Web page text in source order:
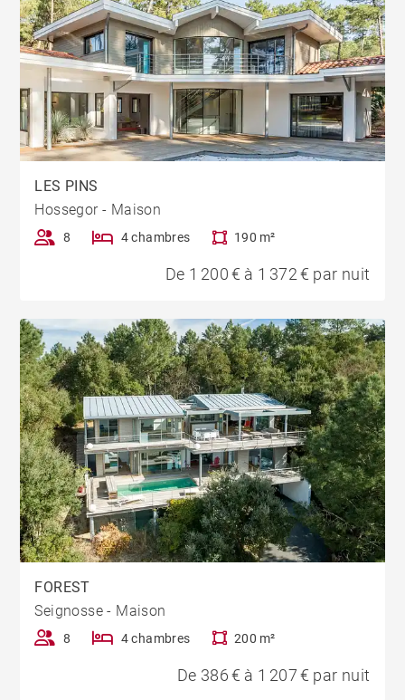
LES PINS
Hossegor - Maison
8 4 chambres 190 m²
De 1 200 € à 1 372 € par nuit
FOREST
Seignosse - Maison
8 4 chambres 200 m²
De 386 € à 1 207 € par nuit